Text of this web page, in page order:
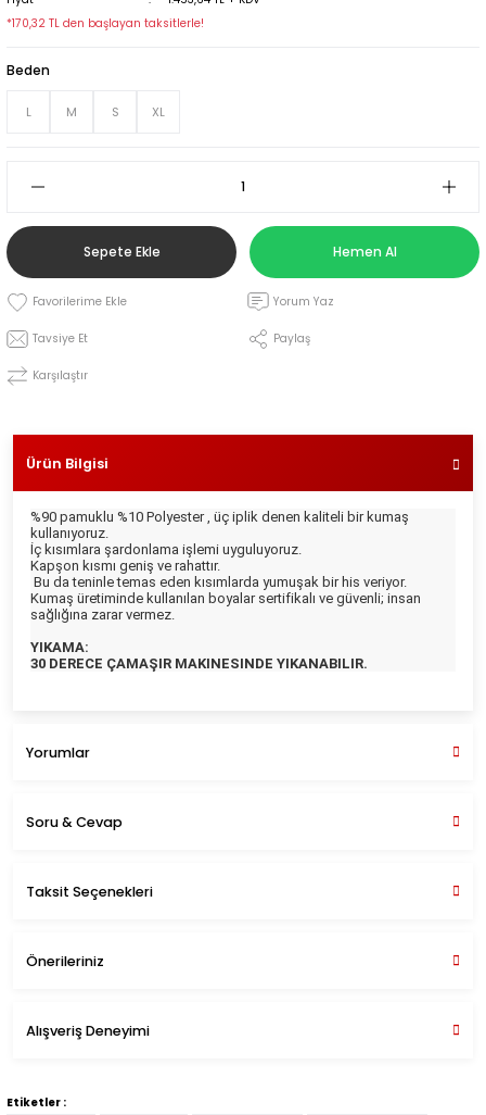
*170,32 TL den başlayan taksitlerle!
Beden
L M S XL
Sepete Ekle Hemen Al
Yorum Yaz
Tavsiye Et Paylaş
Karşılaştır
Ürün Bilgisi
%90 pamuklu %10 Polyester , üç iplik denen kaliteli bir kumaş
kullanıyoruz.
İç kısımlara şardonlama işlemi uyguluyoruz.
Kapşon kısmı geniş ve rahattır.
Bu da teninle temas eden kısımlarda yumuşak bir his veriyor.
Kumaş üretiminde kullanılan boyalar sertifikalı ve güvenli; insan
sağlığına zarar vermez.
YIKAMA:
30 DERECE ÇAMAŞIR MAKINESINDE YIKANABILIR.
Yorumlar
Soru & Cevap
Taksit Seçenekleri
Önerileriniz
konularda yetersiz gördüğünüz noktaları öneri formunu
Alışveriş Deneyimi
Etiketler :